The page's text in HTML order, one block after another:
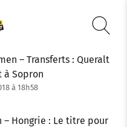
– Transferts : Queralt
à Sopron
à 18h58
– Hongrie : Le titre pour